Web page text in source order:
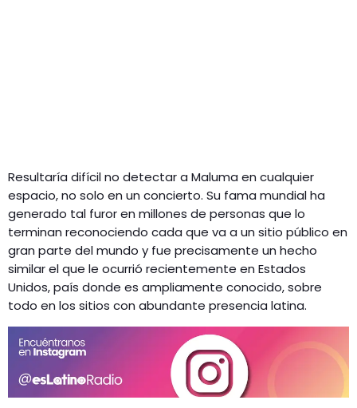
Resultaría difícil no detectar a Maluma en cualquier
espacio, no solo en un concierto. Su fama mundial ha
generado tal furor en millones de personas que lo
terminan reconociendo cada que va a un sitio público en
gran parte del mundo y fue precisamente un hecho
similar el que le ocurrió recientemente en Estados
Unidos, país donde es ampliamente conocido, sobre
todo en los sitios con abundante presencia latina.